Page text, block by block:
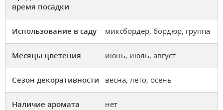
время посадки
Использование в саду миксбордер, бордюр, группа
Месяцы цветения июнь, июль, август
Сезон декоративности весна, лето, осень
Наличие аромата нет